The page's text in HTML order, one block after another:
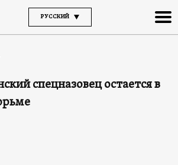
РУССКИЙ
спецназовец остается в